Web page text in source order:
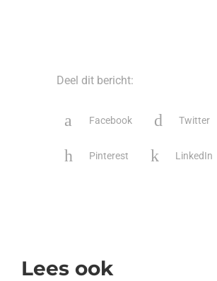
Deel dit bericht:
Facebook Twitter
Pinterest LinkedIn
Lees ook